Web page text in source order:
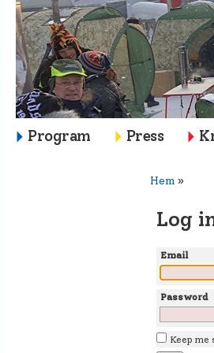
Program Press
Hem »
Log
Email
Password
Keep me